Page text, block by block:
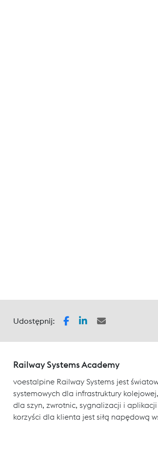
Udostępnij:
Railway Systems Academy
voestalpine Railway Systems jest
systemowych dla infrastruktury
dla szyn, zwrotnic, sygnalizacji i
korzyści dla klienta jest siłą napędową